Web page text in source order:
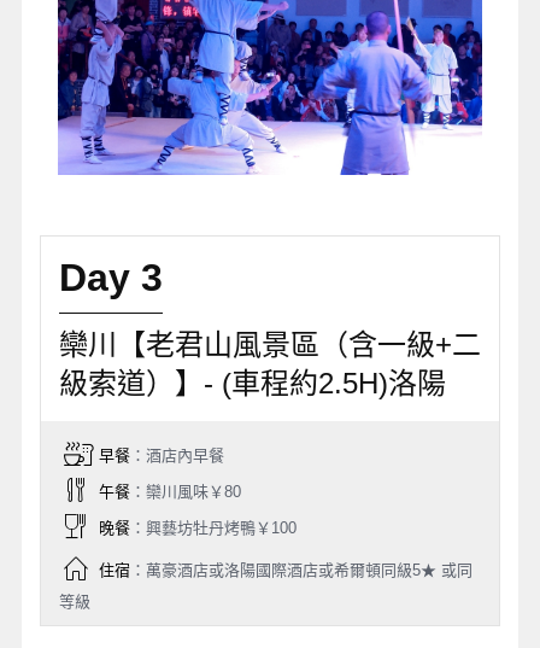
Day 3
欒川【老君山風景區（含一級+二
級索道）】- (車程約2.5H)洛陽
早餐：酒店內早餐
午餐：欒川風味￥80
晚餐：興藝坊牡丹烤鴨￥100
住宿：萬豪酒店或洛陽國際酒店或希爾頓同級5★ 或同
等級